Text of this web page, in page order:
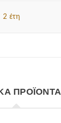
2 έτη
ΠΡΟΪΌΝΤΑ